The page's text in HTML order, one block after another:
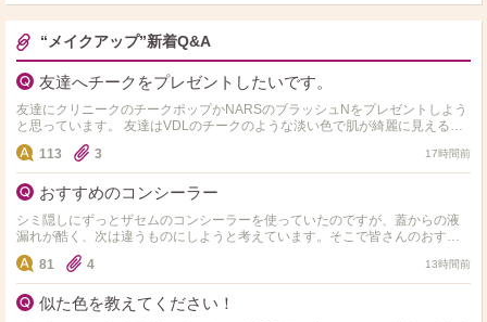
“メイクアップ”新着Q&A
友達へチークをプレゼントしたいです。
友達にクリニークのチークポップかNARSのブラッシュNをプレゼントしよう
と思っています。 友達はVDLのチークのような淡い色で肌が綺麗に見えるチ
ークが好きな子です。 上の二つならどちらの方が良…
113 3 17時間前
おすすめのコンシーラー
シミ隠しにずっとザセムのコンシーラーを使っていたのですが、蓋からの液
漏れが酷く、次は違うものにしようと考えています。そこで皆さんのおすす
めをお聞きしたいです。ドラッグストアやロフトなどで売っている…
81 4 13時間前
似た色を教えてください！